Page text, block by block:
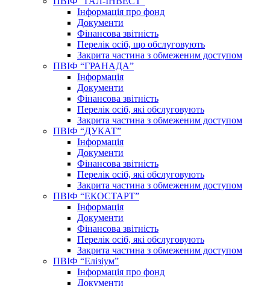
Інформація про фонд
Документи
Фінансова звітність
Перелік осіб, що обслуговують
Закрита частина з обмеженим доступом
ПВІФ “ГРАНАДА”
Інформація
Документи
Фінансова звітність
Перелік осіб, які обслуговують
Закрита частина з обмеженим доступом
ПВІФ “ДУКАТ”
Інформація
Документи
Фінансова звітність
Перелік осіб, які обслуговують
Закрита частина з обмеженим доступом
ПВІФ “ЕКОСТАРТ”
Інформація
Документи
Фінансова звітність
Перелік осіб, які обслуговують
Закрита частина з обмеженим доступом
ПВІФ “Елізіум”
Інформація про фонд
Документи